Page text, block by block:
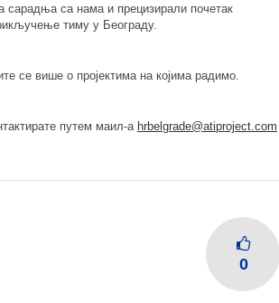
сарадња са нама и прецизирали почетак
тиму у Београду.
се више о пројектима на којима радимо.
путем маил-а hrbelgrade@atiproject. com
0